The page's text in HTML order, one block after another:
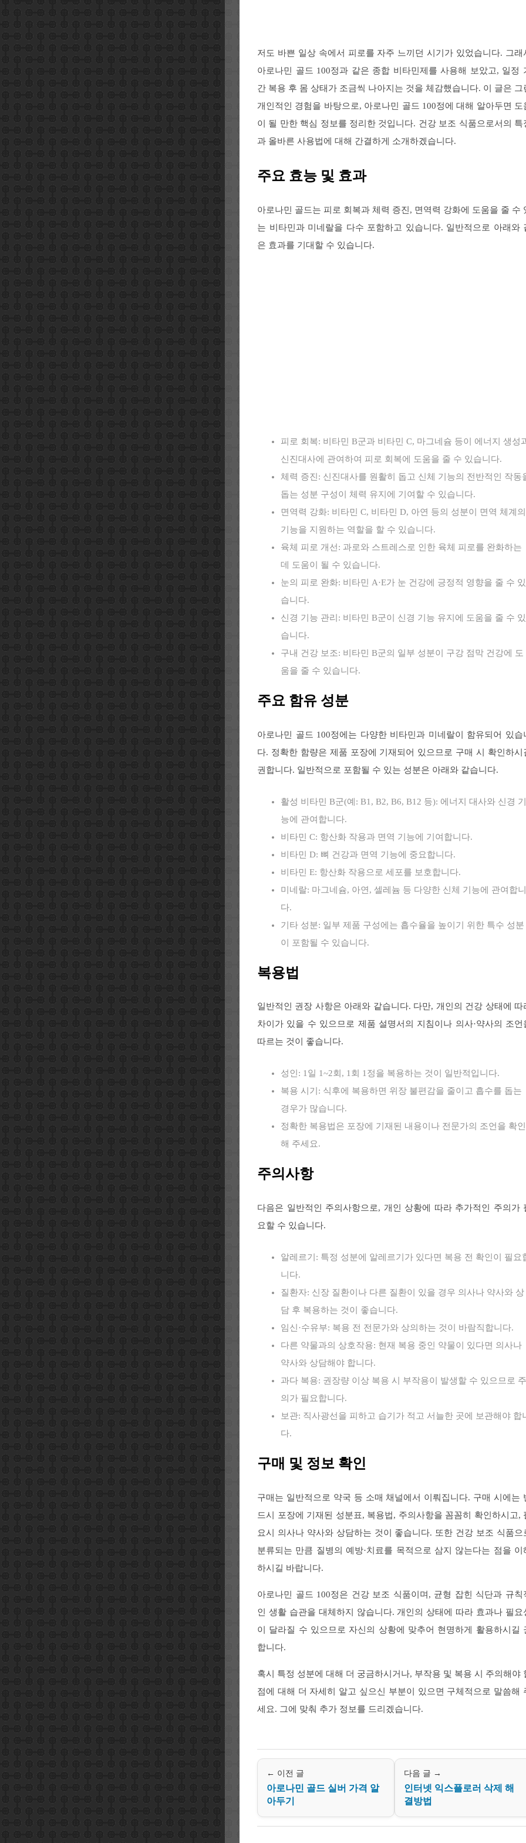
저도 바쁜 일상 속에서 피로를 자주 느끼던 시기가 있었습니다. 그래
아로나민 골드 100정과 같은 종합 비타민제를 사용해 보았고, 일정
간 복용 후 몸 상태가 조금씩 나아지는 것을 체감했습니다. 이 글은 그
개인적인 경험을 바탕으로, 아로나민 골드 100정에 대해 알아두면 도
이 될 만한 핵심 정보를 정리한 것입니다. 건강 보조 식품으로서의 특
과 올바른 사용법에 대해 간결하게 소개하겠습니다.
주요 효능 및 효과
아로나민 골드는 피로 회복과 체력 증진, 면역력 강화에 도움을 줄 수
는 비타민과 미네랄을 다수 포함하고 있습니다. 일반적으로 아래와
은 효과를 기대할 수 있습니다.
피로 회복: 비타민 B군과 비타민 C, 마그네슘 등이 에너지 생성
신진대사에 관여하여 피로 회복에 도움을 줄 수 있습니다.
체력 증진: 신진대사를 원활히 돕고 신체 기능의 전반적인 작동
돕는 성분 구성이 체력 유지에 기여할 수 있습니다.
면역력 강화: 비타민 C, 비타민 D, 아연 등의 성분이 면역 체계의
기능을 지원하는 역할을 할 수 있습니다.
육체 피로 개선: 과로와 스트레스로 인한 육체 피로를 완화하는
데 도움이 될 수 있습니다.
눈의 피로 완화: 비타민 A·E가 눈 건강에 긍정적 영향을 줄 수 있
습니다.
신경 기능 관리: 비타민 B군이 신경 기능 유지에 도움을 줄 수 있
습니다.
구내 건강 보조: 비타민 B군의 일부 성분이 구강 점막 건강에 도
움을 줄 수 있습니다.
주요 함유 성분
아로나민 골드 100정에는 다양한 비타민과 미네랄이 함유되어 있습
다. 정확한 함량은 제품 포장에 기재되어 있으므로 구매 시 확인하시
권합니다. 일반적으로 포함될 수 있는 성분은 아래와 같습니다.
활성 비타민 B군(예: B1, B2, B6, B12 등): 에너지 대사와 신경 기
능에 관여합니다.
비타민 C: 항산화 작용과 면역 기능에 기여합니다.
비타민 D: 뼈 건강과 면역 기능에 중요합니다.
비타민 E: 항산화 작용으로 세포를 보호합니다.
미네랄: 마그네슘, 아연, 셀레늄 등 다양한 신체 기능에 관여합니
다.
기타 성분: 일부 제품 구성에는 흡수율을 높이기 위한 특수 성분
이 포함될 수 있습니다.
복용법
일반적인 권장 사항은 아래와 같습니다. 다만, 개인의 건강 상태에 따
차이가 있을 수 있으므로 제품 설명서의 지침이나 의사·약사의 조언
따르는 것이 좋습니다.
성인: 1일 1~2회, 1회 1정을 복용하는 것이 일반적입니다.
복용 시기: 식후에 복용하면 위장 불편감을 줄이고 흡수를 돕는
경우가 많습니다.
정확한 복용법은 포장에 기재된 내용이나 전문가의 조언을 확인
해 주세요.
주의사항
다음은 일반적인 주의사항으로, 개인 상황에 따라 추가적인 주의가
요할 수 있습니다.
알레르기: 특정 성분에 알레르기가 있다면 복용 전 확인이 필요
니다.
질환자: 신장 질환이나 다른 질환이 있을 경우 의사나 약사와 상
담 후 복용하는 것이 좋습니다.
임신·수유부: 복용 전 전문가와 상의하는 것이 바람직합니다.
다른 약물과의 상호작용: 현재 복용 중인 약물이 있다면 의사나
약사와 상담해야 합니다.
과다 복용: 권장량 이상 복용 시 부작용이 발생할 수 있으므로 주
의가 필요합니다.
보관: 직사광선을 피하고 습기가 적고 서늘한 곳에 보관해야 합
다.
구매 및 정보 확인
구매는 일반적으로 약국 등 소매 채널에서 이뤄집니다. 구매 시에는
드시 포장에 기재된 성분표, 복용법, 주의사항을 꼼꼼히 확인하시고,
요시 의사나 약사와 상담하는 것이 좋습니다. 또한 건강 보조 식품으
분류되는 만큼 질병의 예방·치료를 목적으로 삼지 않는다는 점을 이
하시길 바랍니다.
아로나민 골드 100정은 건강 보조 식품이며, 균형 잡힌 식단과 규칙
인 생활 습관을 대체하지 않습니다. 개인의 상태에 따라 효과나 필요
이 달라질 수 있으므로 자신의 상황에 맞추어 현명하게 활용하시길
합니다.
혹시 특정 성분에 대해 더 궁금하시거나, 부작용 및 복용 시 주의해야
점에 대해 더 자세히 알고 싶으신 부분이 있으면 구체적으로 말씀해
세요. 그에 맞춰 추가 정보를 드리겠습니다.
← 이전 글
아로나민 골드 실버 가격 알
아두기
다음 글 →
인터넷 익스플로러 삭제 해
결방법